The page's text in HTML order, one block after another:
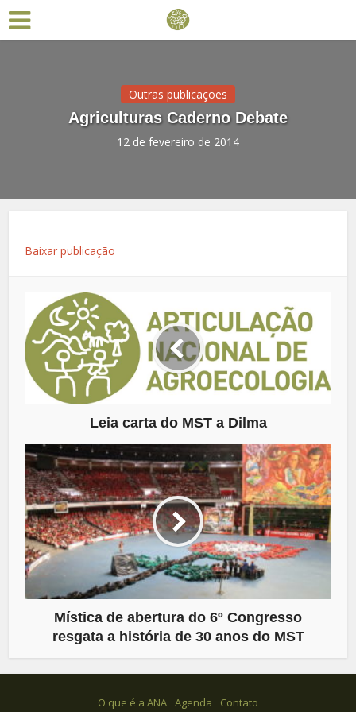
Outras publicações
Agriculturas Caderno Debate
12 de fevereiro de 2014
Baixar publicação
Leia carta do MST a Dilma
Mística de abertura do 6º Congresso
resgata a história de 30 anos do MST
O que é a ANA Agenda Contato